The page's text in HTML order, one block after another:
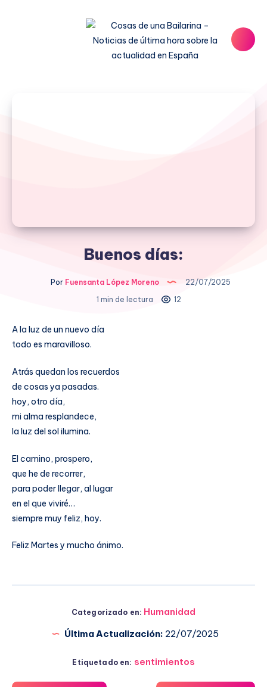
Buenos días:
PorFuensanta López Moreno
22/07/2025
1 min de lectura
12
A la luz de un nuevo día
todo es maravilloso.
Atrás quedan los recuerdos
de cosas ya pasadas.
hoy, otro día,
mi alma resplandece,
la luz del sol ilumina.
El camino, prospero,
que he de recorrer,
para poder llegar, al lugar
en el que viviré…
siempre muy feliz, hoy.
Feliz Martes y mucho ánimo.
Categorizado en: Humanidad
Última Actualización: 22/07/2025
Etiquetado en: sentimientos